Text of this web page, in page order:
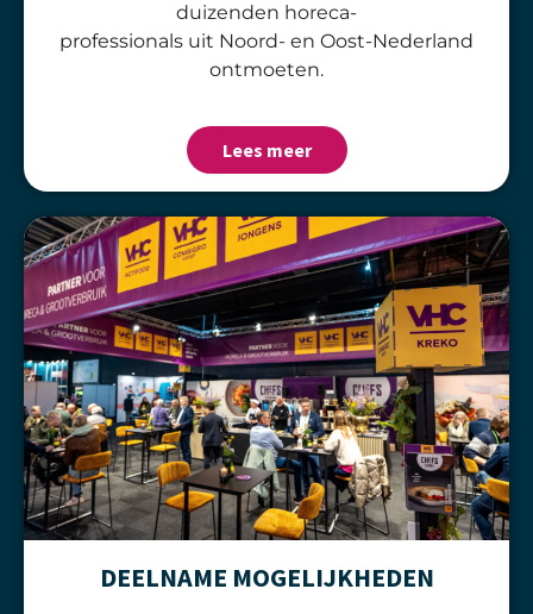
duizenden horeca-
professionals uit Noord- en Oost-Nederland
ontmoeten.
Lees meer
DEELNAME MOGELIJKHEDEN